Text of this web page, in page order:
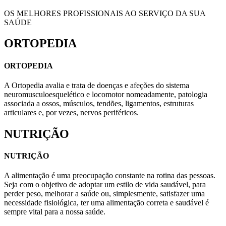
OS MELHORES PROFISSIONAIS AO SERVIÇO DA SUA
SAÚDE
ORTOPEDIA
ORTOPEDIA
A Ortopedia avalia e trata de doenças e afeções do sistema
neuromusculoesquelético e locomotor nomeadamente, patologia
associada a ossos, músculos, tendões, ligamentos, estruturas
articulares e, por vezes, nervos periféricos.
NUTRIÇÃO
NUTRIÇÃO
A alimentação é uma preocupação constante na rotina das pessoas.
Seja com o objetivo de adoptar um estilo de vida saudável, para
perder peso, melhorar a saúde ou, simplesmente, satisfazer uma
necessidade fisiológica, ter uma alimentação correta e saudável é
sempre vital para a nossa saúde.